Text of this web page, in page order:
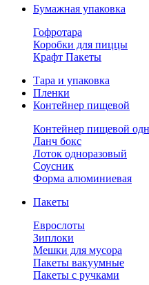
Бумажная упаковка
Гофротара
Коробки для пиццы
Крафт Пакеты
Тара и упаковка
Пленки
Контейнер пищевой
Контейнер пищевой
Ланч бокс
Лоток одноразовый
Соусник
Форма алюминиевая
Пакеты
Еврослоты
Зиплоки
Мешки для мусора
Пакеты вакуумные
Пакеты с ручками